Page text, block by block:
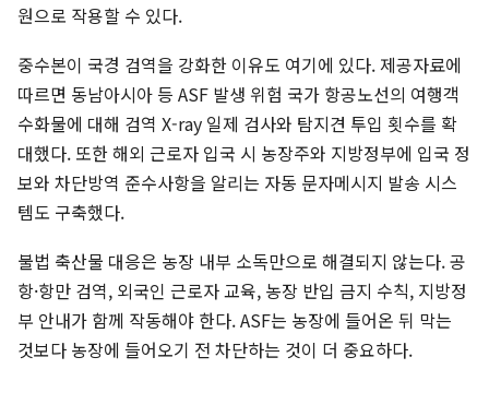
원으로 작용할 수 있다.
중수본이 국경 검역을 강화한 이유도 여기에 있다. 제공자료에
따르면 동남아시아 등 ASF 발생 위험 국가 항공노선의 여행객
수화물에 대해 검역 X-ray 일제 검사와 탐지견 투입 횟수를 확
대했다. 또한 해외 근로자 입국 시 농장주와 지방정부에 입국 정
보와 차단방역 준수사항을 알리는 자동 문자메시지 발송 시스
템도 구축했다.
불법 축산물 대응은 농장 내부 소독만으로 해결되지 않는다. 공
항·항만 검역, 외국인 근로자 교육, 농장 반입 금지 수칙, 지방정
부 안내가 함께 작동해야 한다. ASF는 농장에 들어온 뒤 막는
것보다 농장에 들어오기 전 차단하는 것이 더 중요하다.